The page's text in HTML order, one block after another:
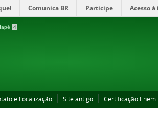
Comunica BR Participe Acesso
4
e Localização Site antigo Certificação Enem